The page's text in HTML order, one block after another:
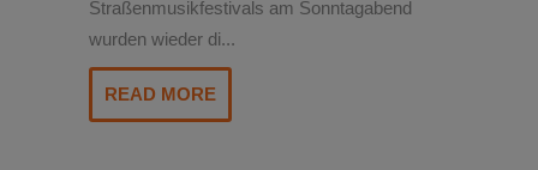
Straßenmusikfestivals am Sonntagabend
wurden wieder di...
READ MORE